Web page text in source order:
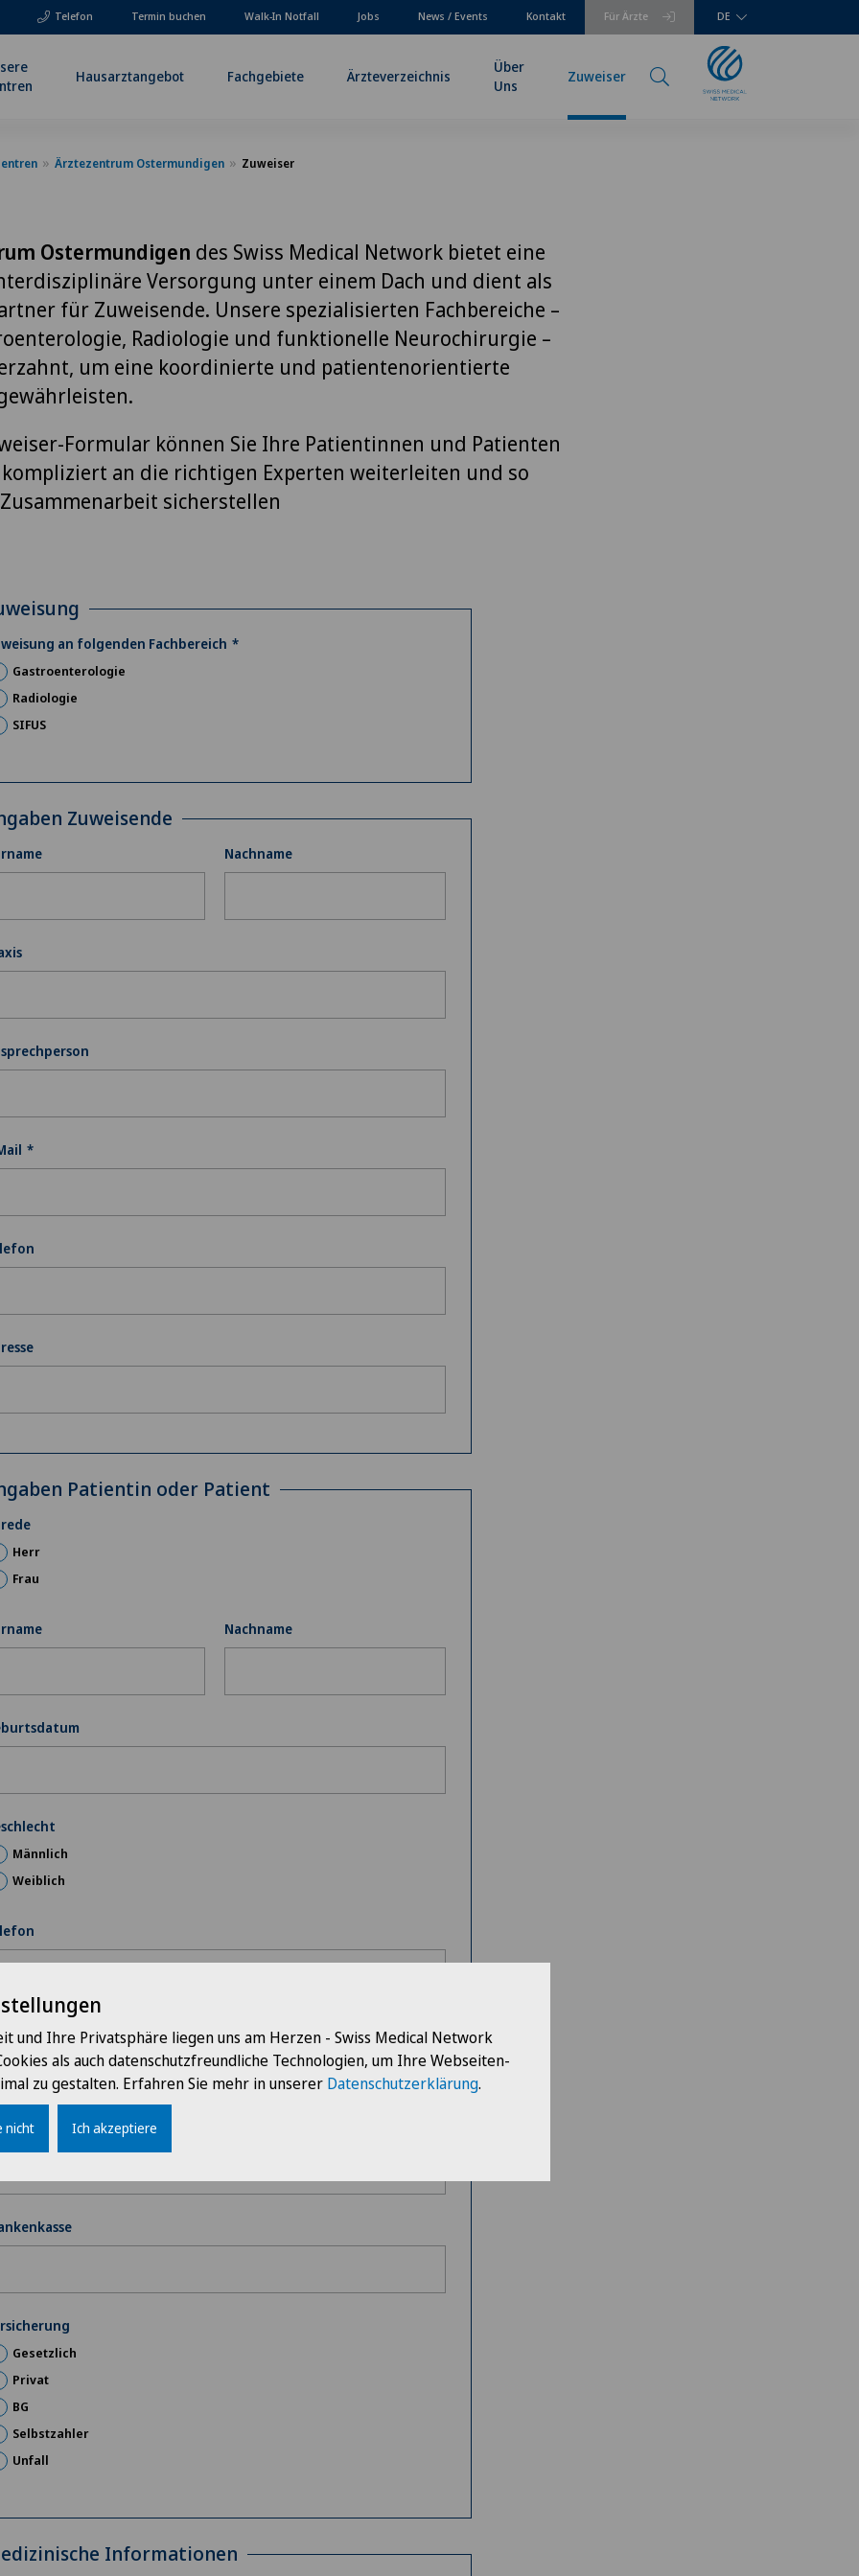
Telefon Für Ärzte
Termin buchen Walk-In Notfall Jobs News / Events Kontakt DE
Hausarztangebot Fachgebiete Ärzteverzeichnis
Über
Uns
Zuweiser
Ärztezentrum Ostermundigen Zuweiser
Ostermundigen des Swiss Medical Network bietet eine
Versorgung unter einem Dach und dient als
für Zuweisende. Unsere spezialisierten Fachbereiche –
Radiologie und funktionelle Neurochirurgie –
um eine koordinierte und patientenorientierte
Formular können Sie Ihre Patientinnen und Patienten
an die richtigen Experten weiterleiten und so
sicherstellen
an folgenden Fachbereich
Gastroenterologie
Radiologie
SIFUS
Zuweisende
Nachname
Patientin oder Patient
Herr
Frau
Nachname
Männlich
Weiblich
Gesetzlich
Privat
BG
Selbstzahler
Unfall
Informationen
und Ihre Privatsphäre liegen uns am Herzen - Swiss Medical Network
als auch datenschutzfreundliche Technologien, um Ihre Webseiten-
zu gestalten. Erfahren Sie mehr in unserer Datenschutzerklärung.
nicht Ich akzeptiere